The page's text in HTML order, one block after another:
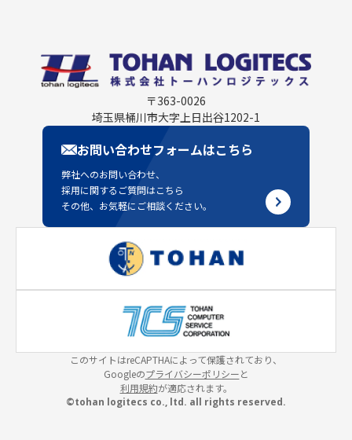
〒363-0026
埼玉県桶川市大字上日出谷1202-1
お問い合わせフォームはこちら
弊社へのお問い合わせ、
採用に関するご質問はこちら
その他、お気軽にご相談ください。
このサイトはreCAPTHAによって保護されており、
Googleのプライバシーポリシーと
利用規約が適応されます。
©tohan logitecs co., ltd. all rights reserved.